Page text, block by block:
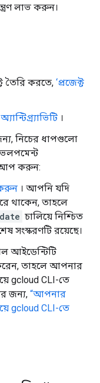
লাভ করুন।
তৈরি করতে, ‘প্রজেক্ট
।
নিচের ধাপগুলো
আপ করুন:
। আপনি যদি
থাকেন, তাহলে
চালিয়ে নিশ্চিত
সংস্করণটি রয়েছে।
আইডেন্টিটি
তাহলে আপনার
gcloud CLI-তে
জন্য, “আপনার
gcloud CLI-তে